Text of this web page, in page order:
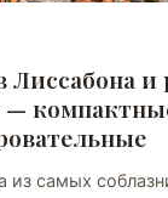
Лиссабона и
—
самых